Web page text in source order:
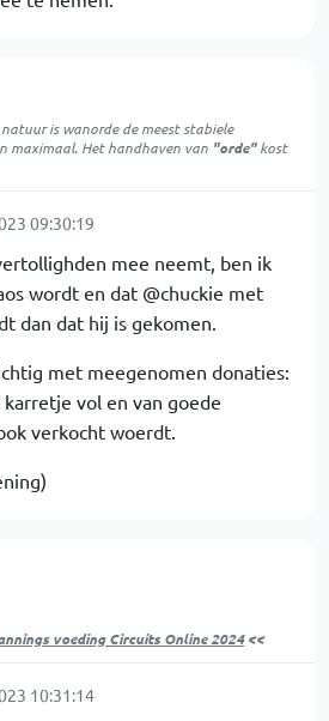
iswanordede meest stabiele
maximaal. Het handhaven van "orde"kost
09:30:19
mee neemt, ben ik
wordt en dat @chuckie met
dan dat hij is gekomen.
met meegenomen donaties:
karretje vol en van goede
verkocht woerdt.
voeding Circuits Online 2024<<
10:31:14